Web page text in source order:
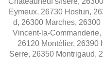
Eymeux, 26730 Hostun,
d, 26300 Marches,
Vincent-la-
26120 Montélier, 26390
Serre, 26350 Montrigaud,